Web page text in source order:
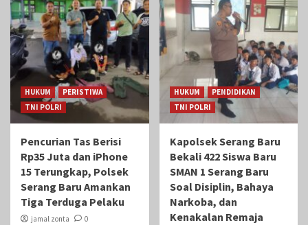
HUKUM
PERISTIWA
TNI POLRI
Pencurian Tas Berisi
Rp35 Juta dan iPhone
15 Terungkap, Polsek
Serang Baru Amankan
Tiga Terduga Pelaku
jamal zonta 0
HUKUM
PENDIDIKAN
TNI POLRI
Kapolsek Serang Baru
Bekali 422 Siswa Baru
SMAN 1 Serang Baru
Soal Disiplin, Bahaya
Narkoba, dan
Kenakalan Remaja